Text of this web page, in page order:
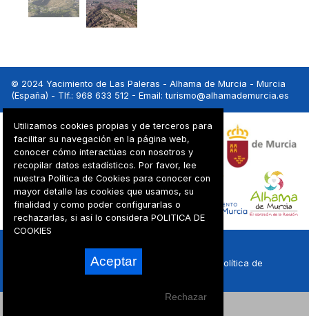
© 2024 Yacimiento de Las Paleras - Alhama de Murcia - Murcia
(España) - Tlf.: 968 633 512 - Email:turismo@alhamademurcia.es
Aviso legal- Política de privacidad
Política de
Utilizamos cookies propias y de terceros para
facilitar su navegación en la página web,
conocer cómo interactúas con nosotros y
recopilar datos estadísticos. Por favor, lee
nuestra Política de Cookies para conocer con
mayor detalle las cookies que usamos, su
finalidad y como poder configurarlas o
rechazarlas, si así lo consideraPOLITICA DE
COOKIES
Aceptar
Rechazar